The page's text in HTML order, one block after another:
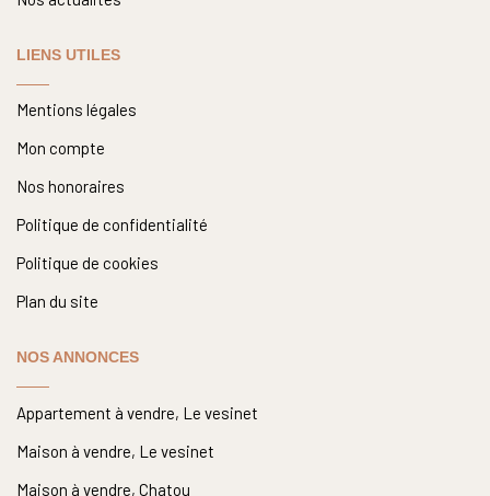
LIENS UTILES
Mentions légales
Mon compte
Nos honoraires
Politique de confidentialité
Politique de cookies
Plan du site
NOS ANNONCES
Appartement à vendre, Le vesinet
Maison à vendre, Le vesinet
Maison à vendre, Chatou